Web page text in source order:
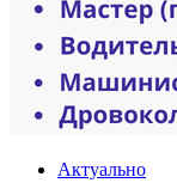
Актуально